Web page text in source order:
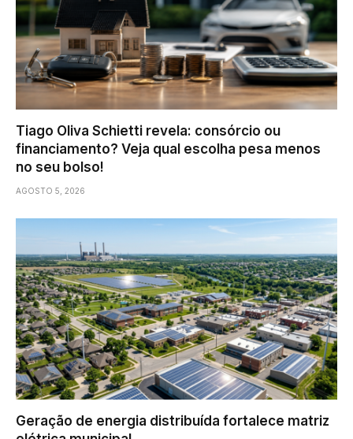
Tiago Oliva Schietti revela: consórcio ou
financiamento? Veja qual escolha pesa menos
no seu bolso!
AGOSTO 5, 2026
Geração de energia distribuída fortalece matriz